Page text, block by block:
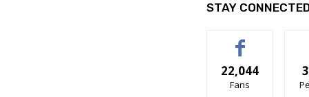
STAY
22,044
Fans